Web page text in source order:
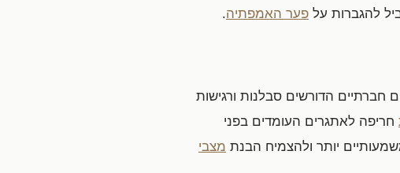
להגברות על פער האמפתיה.
הדורשים סבלנות ורגישות
חריפה לאתגרים העומדים בפני
יותר ולהצמיח הבנת מצבי